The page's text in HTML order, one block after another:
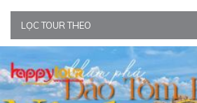
LỌC TOUR THEO